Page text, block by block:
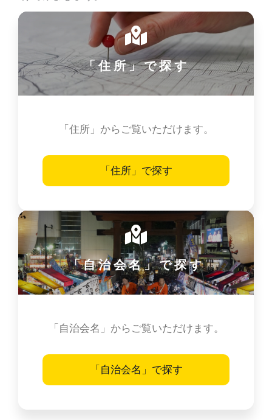
「住所」で探す
「住所」からご覧いただけます。
「住所」で探す
「自治会名」で探す
「自治会名」からご覧いただけます。
「自治会名」で探す